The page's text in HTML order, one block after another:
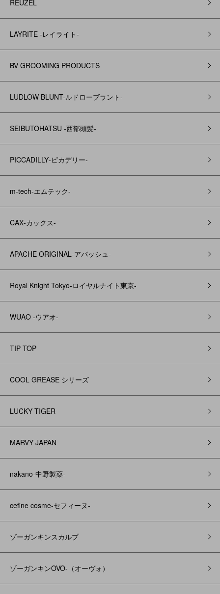
REUZEL
LAYRITE -レイライト-
BV GROOMING PRODUCTS
LUDLOW BLUNT-ルドローブラント-
SEIBUTOHATSU -西部頭髪‐
PICCADILLY‐ピカデリー‐
m-tech-エムテック-
CAX‐カックス‐
APACHE ORIGINAL‐アパッシュ‐
Royal Knight Tokyo-ロイヤルナイト東京-
WUAO -ウアオ-
TIP TOP
COOL GREASE シリーズ
LUCKY TIGER
MARVY JAPAN
nakano-中野製薬-
cefine cosme-セフィーヌ-
ゾーガンキンスカルプ
ゾーガンキンOVO‐（オーヴォ）